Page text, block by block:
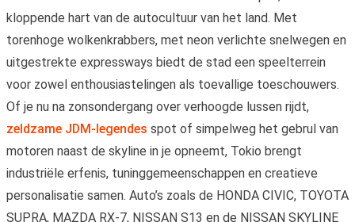
kloppende hart van de autocultuur van het land. Met
torenhoge wolkenkrabbers, met neon verlichte snelwegen en
uitgestrekte expressways biedt de stad een speelterrein
voor zowel enthousiastelingen als toevallige toeschouwers.
Of je nu na zonsondergang over verhoogde lussen rijdt,
zeldzame JDM-legendes spot of simpelweg het gebrul van
motoren naast de skyline in je opneemt, Tokio brengt
industriële erfenis, tuninggemeenschappen en creatieve
personalisatie samen. Auto’s zoals de HONDA CIVIC, TOYOTA
SUPRA, MAZDA RX-7, NISSAN S13 en de NISSAN SKYLINE